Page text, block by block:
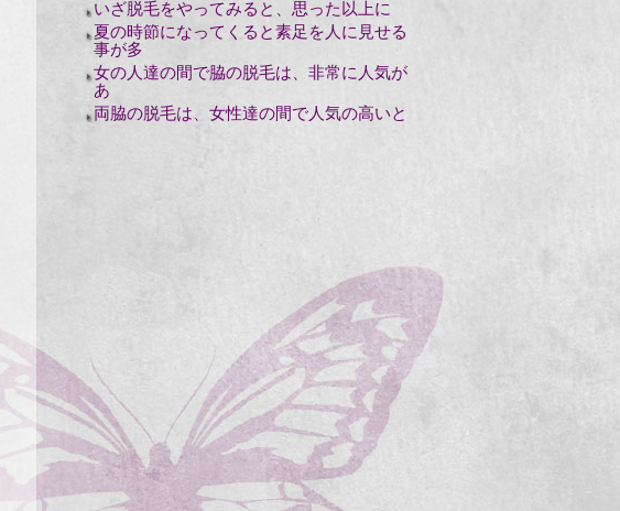
いざ脱毛をやってみると、思った以上に
夏の時節になってくると素足を人に見せる
事が多
女の人達の間で脇の脱毛は、非常に人気が
あ
両脇の脱毛は、女性達の間で人気の高いと